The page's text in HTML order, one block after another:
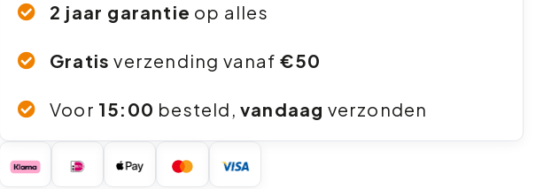
2 jaar garantie op alles
Gratis verzending vanaf €50
Voor 15:00 besteld, vandaag verzonden